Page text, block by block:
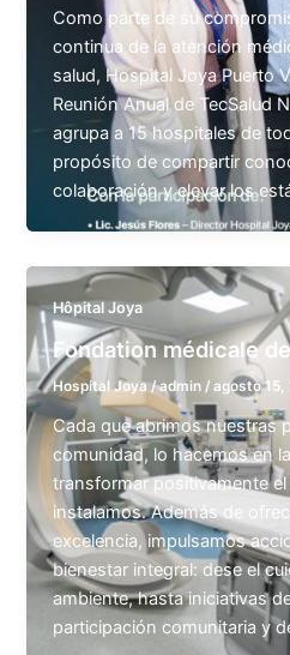
Como parte de su
continua de la atención
salud, Hospital Joya Puerto
Reunión Anual de TecSalud
agrupa a 15 hospitales de
propósito de compartir
colaboración y elevar los
Hôpital Joya
Fondation médicale
Hospital Joya/admin /agosto 15,
Cada que abrimos nuestras
comunidad, lo hacemos en
transformar positivamente
instalamos. Además de
excelencia, impulsamos
bienestar integral: dese el
ambiente, hasta iniciativas
participación comunitaria y